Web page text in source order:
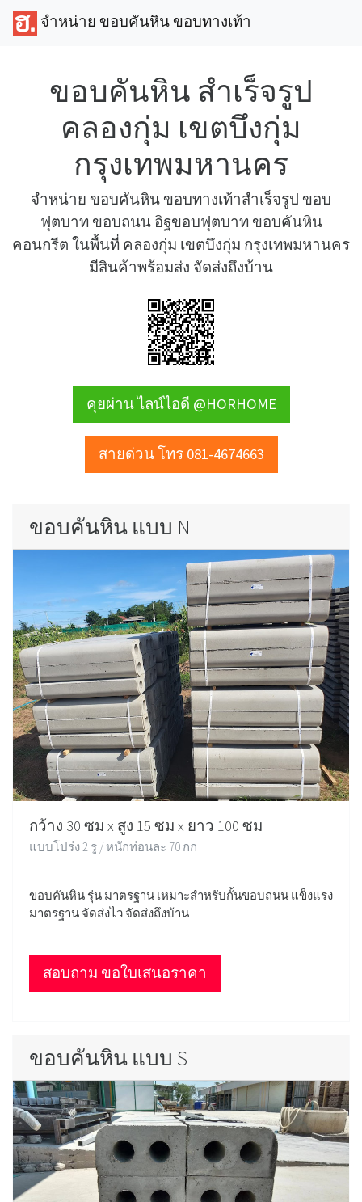
จำหน่าย ขอบคันหิน ขอบทางเท้า
ขอบคันหิน สำเร็จรูป
คลองกุ่ม เขตบึงกุ่ม
กรุงเทพมหานคร
จำหน่าย ขอบคันหิน ขอบทางเท้าสำเร็จรูป ขอบ
ฟุตบาท ขอบถนน อิฐขอบฟุตบาท ขอบคันหิน
คอนกรีต ในพื้นที่ คลองกุ่ม เขตบึงกุ่ม กรุงเทพมหานคร
มีสินค้าพร้อมส่ง จัดส่งถึงบ้าน
คุยผ่าน ไลน์ไอดี @HORHOME
สายด่วน โทร 081-4674663
ขอบคันหิน แบบ N
กว้าง 30 ซม x สูง 15 ซม x ยาว 100 ซม
แบบโปร่ง 2 รู / หนักท่อนละ 70 กก
ขอบคันหิน รุ่น มาตรฐาน เหมาะสำหรับกั้นขอบถนน แข็งแรง
มาตรฐาน จัดส่งไว จัดส่งถึงบ้าน
สอบถาม ขอใบเสนอราคา
ขอบคันหิน แบบ S